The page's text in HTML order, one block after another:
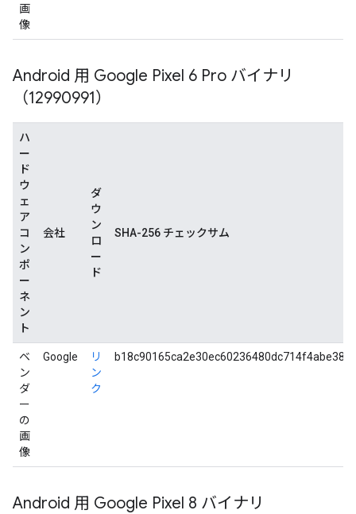
画
像
Android 用 Google Pixel 6 Pro バイナリ
（12990991）
ハ
ー
ド
ウ
ェ
ア
コ
ン
ポ
ー
ネ
ン
ト
会社
ダ
ウ
ン
ロ
ー
ド
SHA-256 チェックサム
ベ
ン
ダ
ー
の
画
像
Google
リ
ン
ク
Android 用 Google Pixel 8 バイナリ